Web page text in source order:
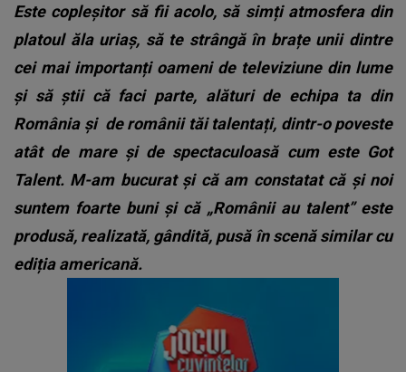
Este copleșitor să fii acolo, să simți atmosfera din
platoul ăla uriaș, să te strângă în brațe unii dintre
cei mai importanți oameni de televiziune din lume
și să știi că faci parte, alături de echipa ta din
România și de românii tăi talentați, dintr-o poveste
atât de mare și de spectaculoasă cum este Got
Talent. M-am bucurat și că am constatat că și noi
suntem foarte buni și că „Românii au talent” este
produsă, realizată, gândită, pusă în scenă similar cu
ediția americană.